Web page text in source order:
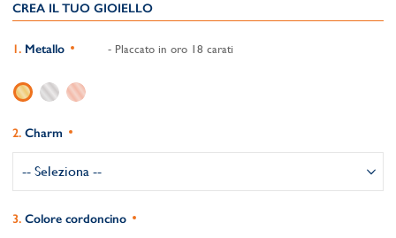
CREA IL TUO GIOIELLO
Metallo - Placcato in oro 18 carati
Charm
Colore cordoncino